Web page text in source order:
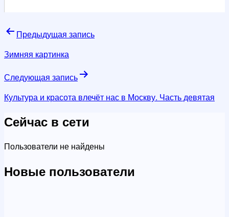
Навигация
по
Предыдущая запись
Зимняя картинка
Следующая запись
Культура и красота влечёт нас в Москву. Часть девятая
Сейчас в сети
Пользователи не найдены
Новые пользователи